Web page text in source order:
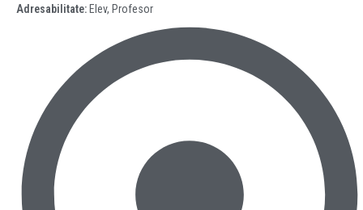
Adresabilitate: Elev, Profesor